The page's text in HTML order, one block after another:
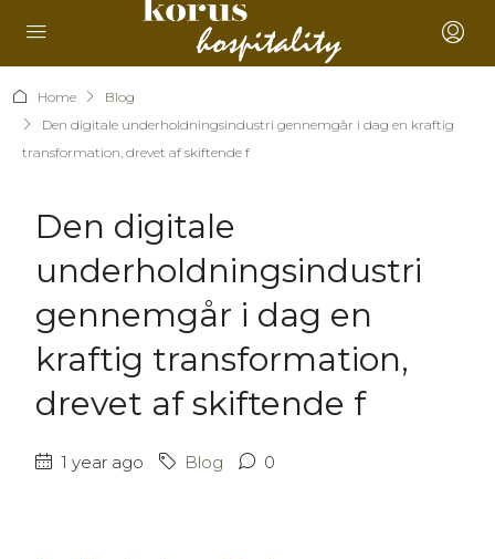
Home
Blog
Den digitale underholdningsindustri gennemgår i dag en kraftig
transformation, drevet af skiftende f
Den digitale
underholdningsindustri
gennemgår i dag en
kraftig transformation,
drevet af skiftende f
1 year ago Blog 0